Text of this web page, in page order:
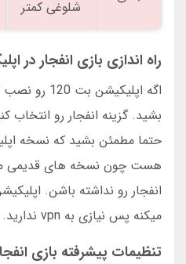
شلوغی کمتر
راه اندازی بازی انفجار در
اگه
بشید. گزینه انفجار رو انتخاب
حتما مطمئن بشید که نسخه
هست چون نسخه های قدیمی
میکنه پس نیازی به vpn ندارید.
تنظیمات پیشرفته بازی